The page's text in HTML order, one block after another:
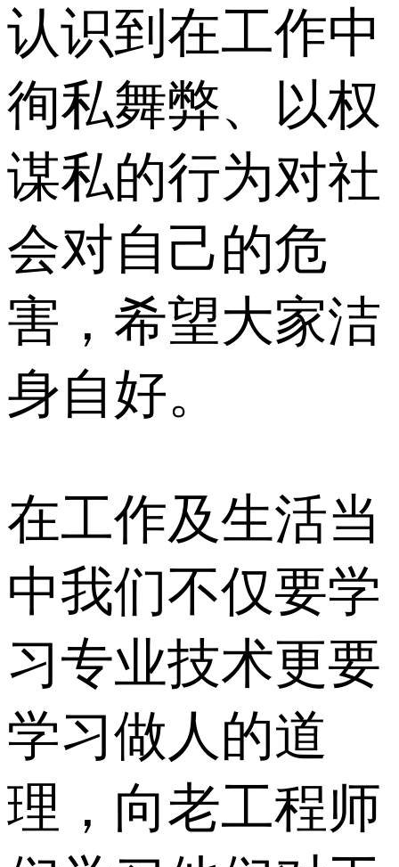
认识到在工作中
徇私舞弊、以权
谋私的行为对社
会对自己的危
害，希望大家洁
身自好。
在工作及生活当
中我们不仅要学
习专业技术更要
学习做人的道
理，向老工程师